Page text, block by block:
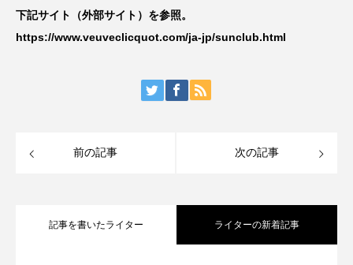
下記サイト（外部サイト）を参照。
https://www.veuveclicquot.com/ja-jp/sunclub.html
前の記事 次の記事
記事を書いたライター ライターの新着記事